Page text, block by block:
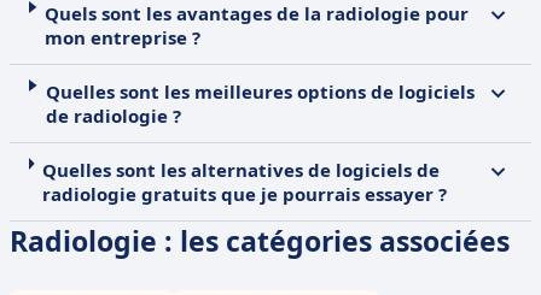
Quels sont les avantages de la radiologie pour
mon entreprise ?
Quelles sont les meilleures options de logiciels
de radiologie ?
Quelles sont les alternatives de logiciels de
radiologie gratuits que je pourrais essayer ?
Radiologie : les catégories associées